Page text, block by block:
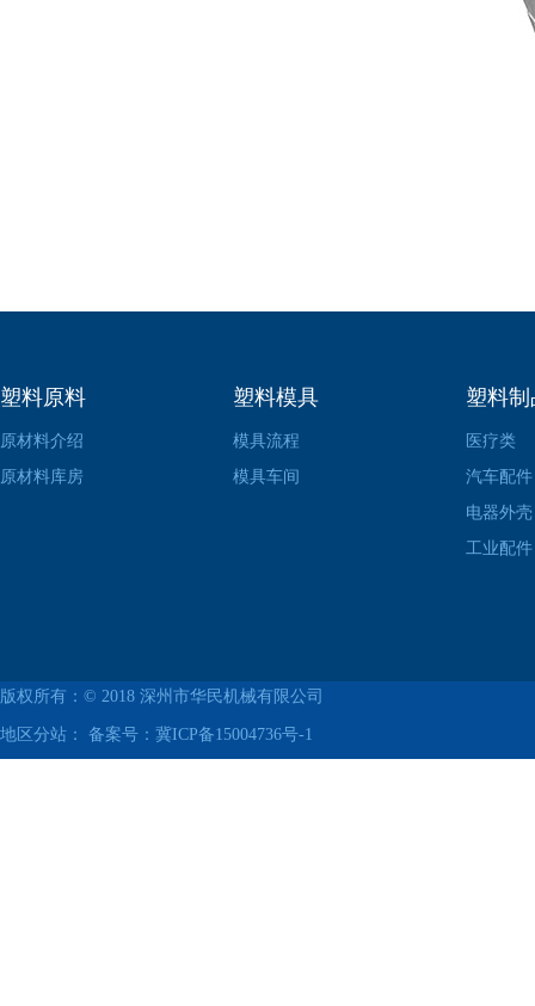
塑料原料
原材料介绍
原材料库房
塑料模具
模具流程
模具车间
塑料制
医疗类
汽车配件
电器外壳
工业配件
版权所有：© 2018 深州市华民机械有限公司
地区分站： 备案号： 冀ICP备15004736号-1